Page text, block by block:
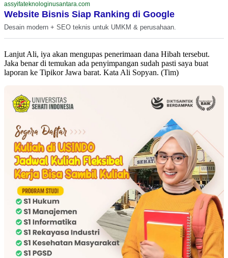
assyifateknologinusantara.com
Website Bisnis Siap Ranking di Google
Desain modern + SEO teknis untuk UMKM & perusahaan.
Lanjut Ali, iya akan mengupas penerimaan dana Hibah tersebut.
Jaka benar di temukan ada penyimpangan sudah pasti saya buat
laporan ke Tipikor Jawa barat. Kata Ali Sopyan. (Tim)